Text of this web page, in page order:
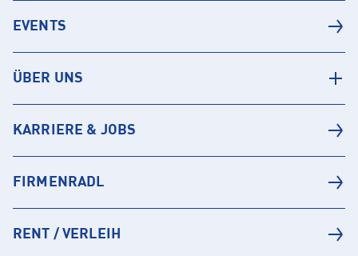
EVENTS
ÜBER UNS
KARRIERE & JOBS
FIRMENRADL
RENT / VERLEIH